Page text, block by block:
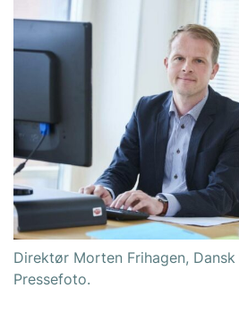
Direktør Morten Frihagen,
Pressefoto.